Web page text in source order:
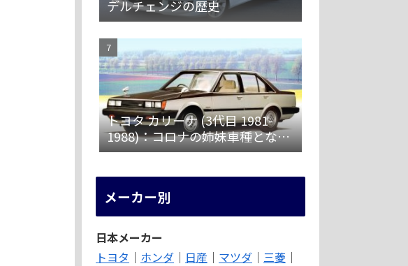
デルチェンジの歴史
トヨタ カリーナ (3代目 1981-
1988)：コロナの姉妹車種となり
ターボ車やディーゼル車も設定
メーカー別
日本メーカー
トヨタ ｜ ホンダ ｜ 日産 ｜ マツダ ｜ 三菱 ｜